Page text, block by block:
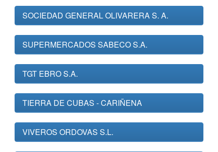
SOCIEDAD GENERAL OLIVARERA S. A.
SUPERMERCADOS SABECO S.A.
TGT EBRO S.A.
TIERRA DE CUBAS - CARIÑENA
VIVEROS ORDOVAS S.L.